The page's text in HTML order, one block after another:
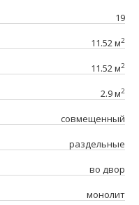
19
11.52 м2
11.52 м2
2.9 м2
совмещенный
раздельные
во двор
монолит